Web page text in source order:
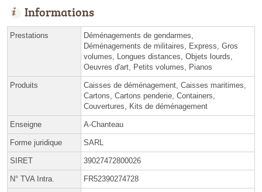
Informations
Prestations
Déménagements de gendarmes,
Déménagements de militaires, Express, Gros
volumes, Longues distances, Objets lourds,
Oeuvres d'art, Petits volumes, Pianos
Produits
Caisses de déménagement, Caisses maritimes,
Cartons, Cartons penderie, Containers,
Couvertures, Kits de déménagement
Enseigne A-Chanteau
Forme juridique SARL
SIRET 39027472800026
N° TVA Intra. FR52390274728